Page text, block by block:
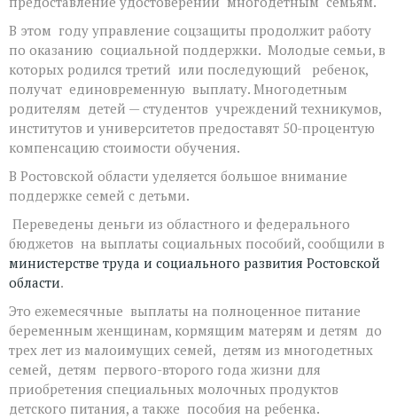
В этом году управление соцзащиты продолжит работу
по оказанию социальной поддержки. Молодые семьи, в
которых родился третий или последующий ребенок,
получат единовременную выплату. Многодетным
родителям детей — студентов учреждений техникумов,
институтов и университетов предоставят 50-процентую
компенсацию стоимости обучения.
В Ростовской области уделяется большое внимание
поддержке семей с детьми.
Переведены деньги из областного и федерального
бюджетов на выплаты социальных пособий, сообщили в
министерстве труда и социального развития Ростовской
области.
Это ежемесячные выплаты на полноценное питание
беременным женщинам, кормящим матерям и детям до
трех лет из малоимущих семей, детям из многодетных
семей, детям первого-второго года жизни для
приобретения специальных молочных продуктов
детского питания, а также пособия на ребенка.